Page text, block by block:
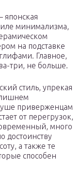
японская
минимализма,
на подставке
Главное,
три, не больше.
стиль, упрекая
приверженцам
от перегрузок,
много
достоинству
а также те
способен